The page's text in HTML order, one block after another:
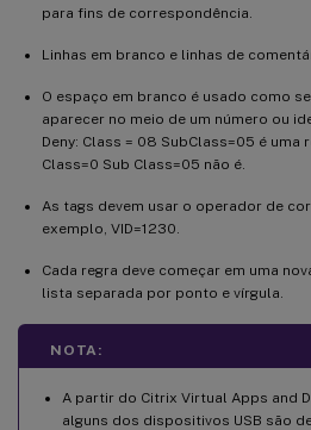
para fins de correspondência.
Linhas em branco e linhas de
O espaço em branco é usado como
aparecer no meio de um número ou
Deny: Class = 08 SubClass=05 é uma
Class=0 Sub Class=05 não é.
As tags devem usar o operador de
exemplo, VID=1230.
Cada regra deve começar em uma
lista separada por ponto e vírgula.
NOTA:
A partir do Citrix Virtual Apps and
alguns dos dispositivos USB são